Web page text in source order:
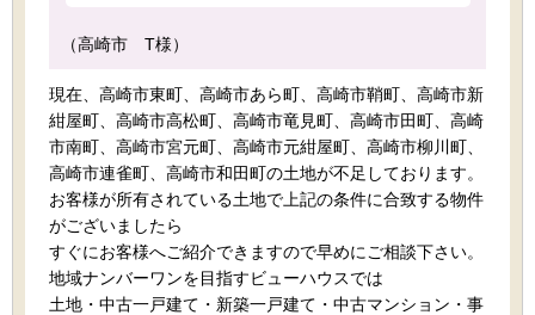
（高崎市 T様）
現在、高崎市東町、高崎市あら町、高崎市鞘町、高崎市新
紺屋町、高崎市高松町、高崎市竜見町、高崎市田町、高崎
市南町、高崎市宮元町、高崎市元紺屋町、高崎市柳川町、
高崎市連雀町、高崎市和田町の土地が不足しております。
お客様が所有されている土地で上記の条件に合致する物件
がございましたら
すぐにお客様へご紹介できますので早めにご相談下さい。
地域ナンバーワンを目指すビューハウスでは
土地・中古一戸建て・新築一戸建て・中古マンション・事